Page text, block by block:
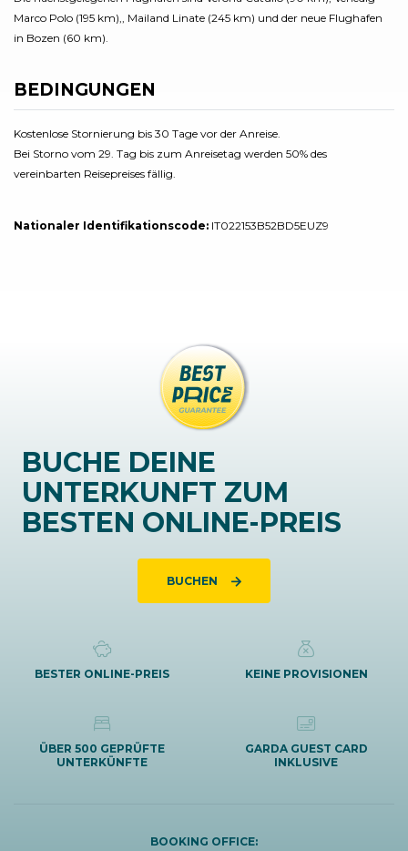
Marco Polo (195 km),, Mailand Linate (245 km) und der neue Flughafen
in Bozen (60 km).
BEDINGUNGEN
Kostenlose Stornierung bis 30 Tage vor der Anreise.
Bei Storno vom 29. Tag bis zum Anreisetag werden 50% des
vereinbarten Reisepreises fällig.
Nationaler Identifikationscode: IT022153B52BD5EUZ9
BUCHE DEINE
UNTERKUNFT ZUM
BESTEN ONLINE-PREIS
BUCHEN
BESTER ONLINE-PREIS KEINE PROVISIONEN
ÜBER 500 GEPRÜFTE
UNTERKÜNFTE
GARDA GUEST CARD
INKLUSIVE
BOOKING OFFICE: